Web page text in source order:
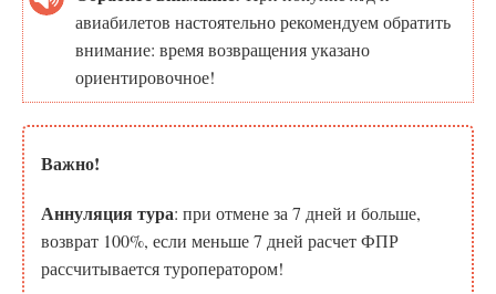
авиабилетов настоятельно рекомендуем обратить
внимание: время возвращения указано
ориентировочное!
Важно!
Аннуляция тура: при отмене за 7 дней и больше,
возврат 100%, если меньше 7 дней расчет ФПР
рассчитывается туроператором!